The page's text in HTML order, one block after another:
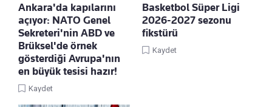
Ankara'da kapılarını
açıyor: NATO Genel
Sekreteri'nin ABD ve
Brüksel'de örnek
gösterdiği Avrupa'nın
en büyük tesisi hazır!
Kaydet
Basketbol Süper Ligi
2026-2027 sezonu
fikstürü
Kaydet